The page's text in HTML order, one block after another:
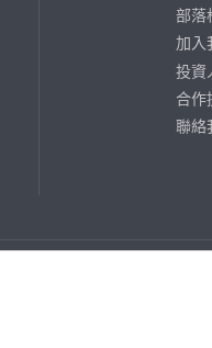
部落
加入
投資
合作
聯絡